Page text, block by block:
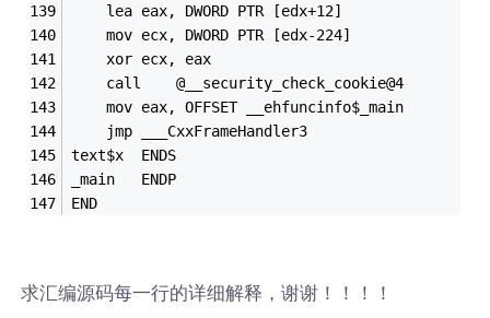
	lea	eax, DWORD PTR [edx+12]
	mov	ecx, DWORD PTR [edx-224]
	xor	ecx, eax
	call	@__security_check_cookie@4
	mov	eax, OFFSET __ehfuncinfo$_main
	jmp	___CxxFrameHandler3
text$x	ENDS
_main	ENDP
END
求汇编源码每一行的详细解释，谢谢！！！！